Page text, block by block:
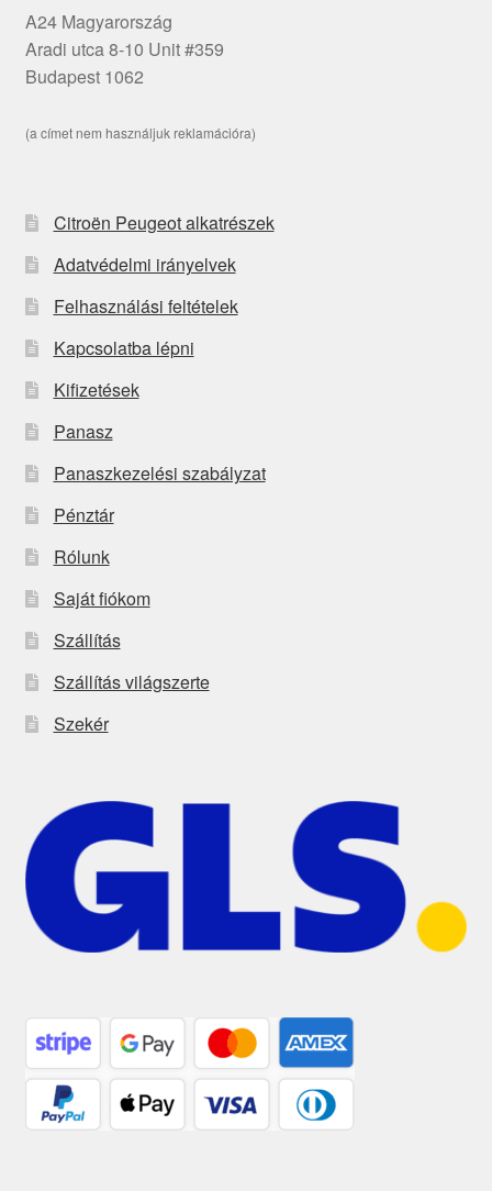
A24 Magyarország
Aradi utca 8-10 Unit #359
Budapest 1062
(a címet nem használjuk reklamációra)
Citroën Peugeot alkatrészek
Adatvédelmi irányelvek
Felhasználási feltételek
Kapcsolatba lépni
Kifizetések
Panasz
Panaszkezelési szabályzat
Pénztár
Rólunk
Saját fiókom
Szállítás
Szállítás világszerte
Szekér